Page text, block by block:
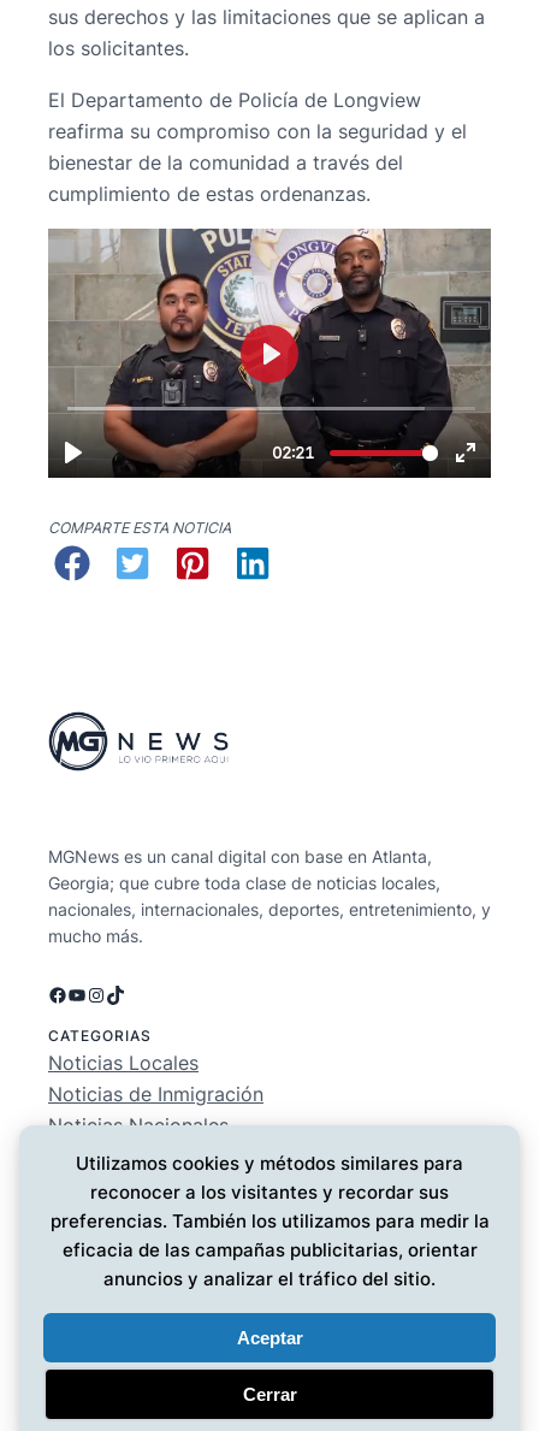
sus derechos y las limitaciones que se aplican a
los solicitantes.
El Departamento de Policía de Longview
reafirma su compromiso con la seguridad y el
bienestar de la comunidad a través del
cumplimiento de estas ordenanzas.
COMPARTE ESTA NOTICIA
MGNews es un canal digital con base en Atlanta,
Georgia; que cubre toda clase de noticias locales,
nacionales, internacionales, deportes, entretenimiento, y
mucho más.
Facebook
YouTube
Instagram
TikTok
CATEGORIAS
Noticias Locales
Noticias de Inmigración
Noticias Nacionales
Deportes
Entretenimiento
EMPRESA
Conócenos
Política de Privacidad
Noticias MG
Utilizamos cookies y métodos similares para
reconocer a los visitantes y recordar sus
preferencias. También los utilizamos para medir la
eficacia de las campañas publicitarias, orientar
anuncios y analizar el tráfico del sitio.
Aceptar
Cerrar